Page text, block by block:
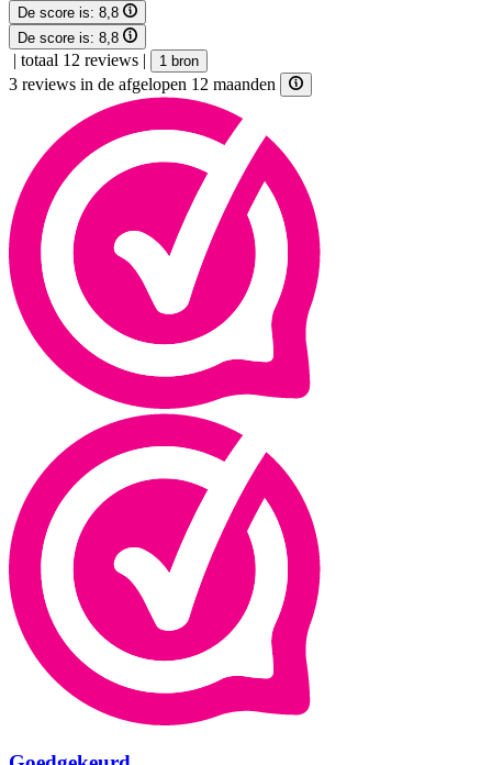
De score is: 8,8
De score is: 8,8
| totaal 12 reviews | 1 bron
3 reviews in de afgelopen 12 maanden